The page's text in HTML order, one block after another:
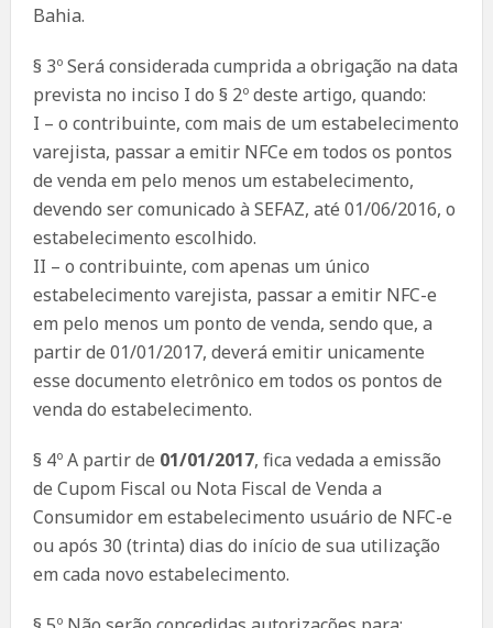
Bahia.
§ 3º Será considerada cumprida a obrigação na data
prevista no inciso I do § 2º deste artigo, quando:
I – o contribuinte, com mais de um estabelecimento
varejista, passar a emitir NFCe em todos os pontos
de venda em pelo menos um estabelecimento,
devendo ser comunicado à SEFAZ, até 01/06/2016, o
estabelecimento escolhido.
II – o contribuinte, com apenas um único
estabelecimento varejista, passar a emitir NFC-e
em pelo menos um ponto de venda, sendo que, a
partir de 01/01/2017, deverá emitir unicamente
esse documento eletrônico em todos os pontos de
venda do estabelecimento.
§ 4º A partir de 01/01/2017, fica vedada a emissão
de Cupom Fiscal ou Nota Fiscal de Venda a
Consumidor em estabelecimento usuário de NFC-e
ou após 30 (trinta) dias do início de sua utilização
em cada novo estabelecimento.